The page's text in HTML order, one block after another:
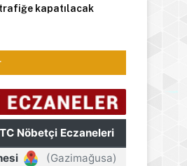
kapatılacak